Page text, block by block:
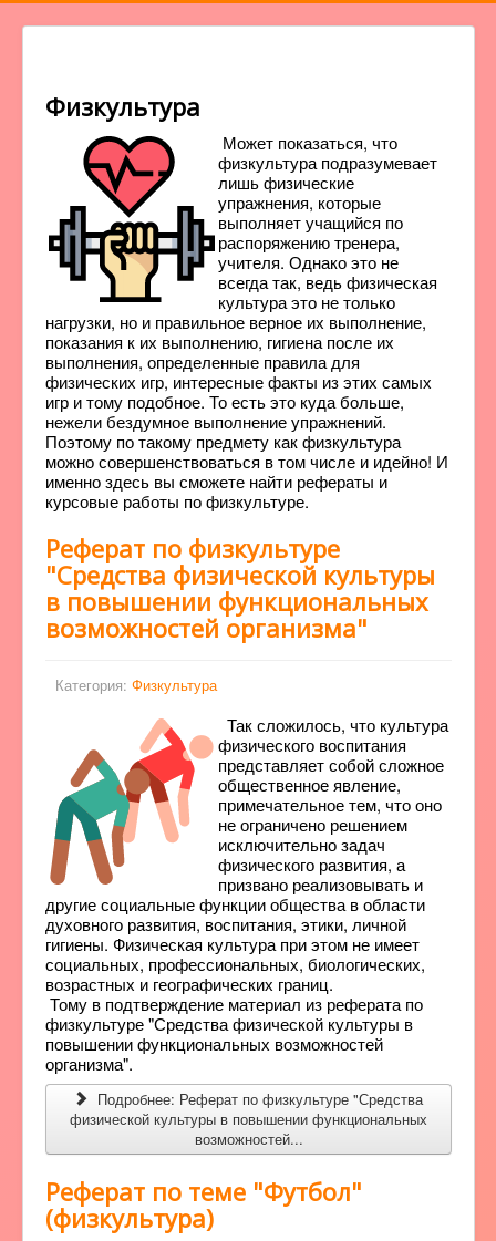
Физкультура
Может показаться, что
физкультура подразумевает
лишь физические
упражнения, которые
выполняет учащийся по
распоряжению тренера,
учителя. Однако это не
всегда так, ведь физическая
культура это не только
нагрузки, но и правильное верное их выполнение,
показания к их выполнению, гигиена после их
выполнения, определенные правила для
физических игр, интересные факты из этих самых
игр и тому подобное. То есть это куда больше,
нежели бездумное выполнение упражнений.
Поэтому по такому предмету как физкультура
можно совершенствоваться в том числе и идейно! И
именно здесь вы сможете найти рефераты и
курсовые работы по физкультуре.
Реферат по физкультуре
"Средства физической культуры
в повышении функциональных
возможностей организма"
Категория: Физкультура
Так сложилось, что культура
физического воспитания
представляет собой сложное
общественное явление,
примечательное тем, что оно
не ограничено решением
исключительно задач
физического развития, а
призвано реализовывать и
другие социальные функции общества в области
духовного развития, воспитания, этики, личной
гигиены. Физическая культура при этом не имеет
социальных, профессиональных, биологических,
возрастных и географических границ.
Тому в подтверждение материал из реферата по
физкультуре "Средства физической культуры в
повышении функциональных возможностей
организма".
Подробнее: Реферат по физкультуре "Средства
физической культуры в повышении функциональных
возможностей...
Реферат по теме "Футбол"
(физкультура)